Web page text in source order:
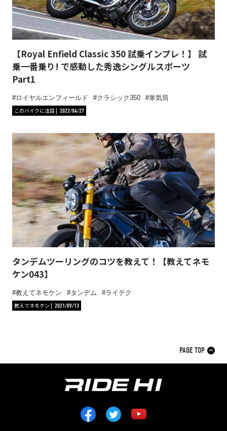
【Royal Enfield Classic 350 試乗インプレ！】 試
乗一番乗り! で感動した秀逸シングルスポーツ
Part1
ロイヤルエンフィールド クラシック350
単気筒
このバイクに注目
2022/04/27
タンデムツーリングのコツを教えて！【教えてネモ
ケン043】
教えてネモケン タンデム
ライテク
教えてネモケン
2021/09/13
PAGE TOP